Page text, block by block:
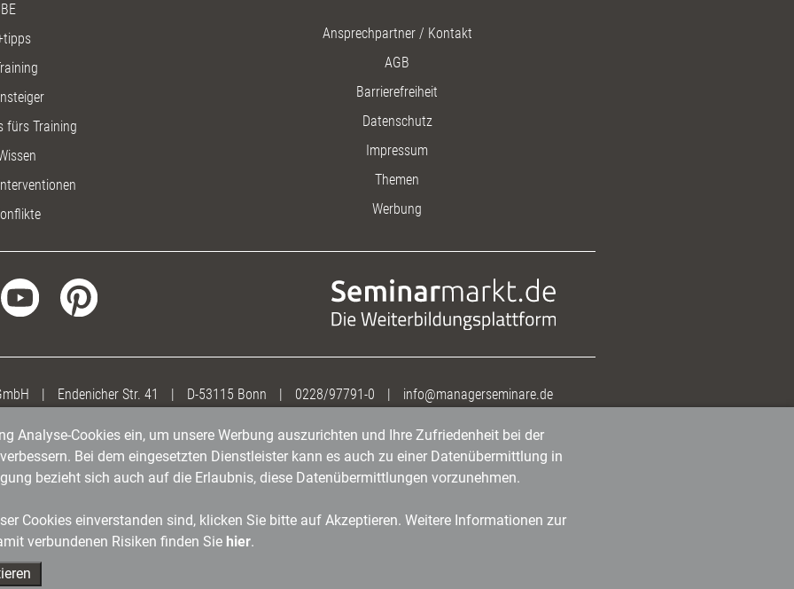
fürs Training
Ansprechpartner / Kontakt
AGB
Barrierefreiheit
Datenschutz
Impressum
Themen
Werbung
| Endenicher Str. 41 | D-53115 Bonn | 0228/97791-0 | info@managerseminare.de
Analyse-Cookies ein, um unsere Werbung auszurichten und Ihre Zufriedenheit bei der
Bei dem eingesetzten Dienstleister kann es auch zu einer Datenübermittlung in
bezieht sich auch auf die Erlaubnis, diese Datenübermittlungen vorzunehmen.
Cookies einverstanden sind, klicken Sie bitte auf Akzeptieren. Weitere Informationen zur
verbundenen Risiken finden Sie hier.